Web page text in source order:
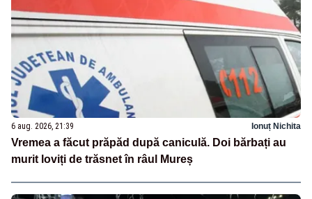
6 aug. 2026, 21:39 Ionuț Nichita
Vremea a făcut prăpăd după caniculă. Doi bărbați au
murit loviți de trăsnet în râul Mureș